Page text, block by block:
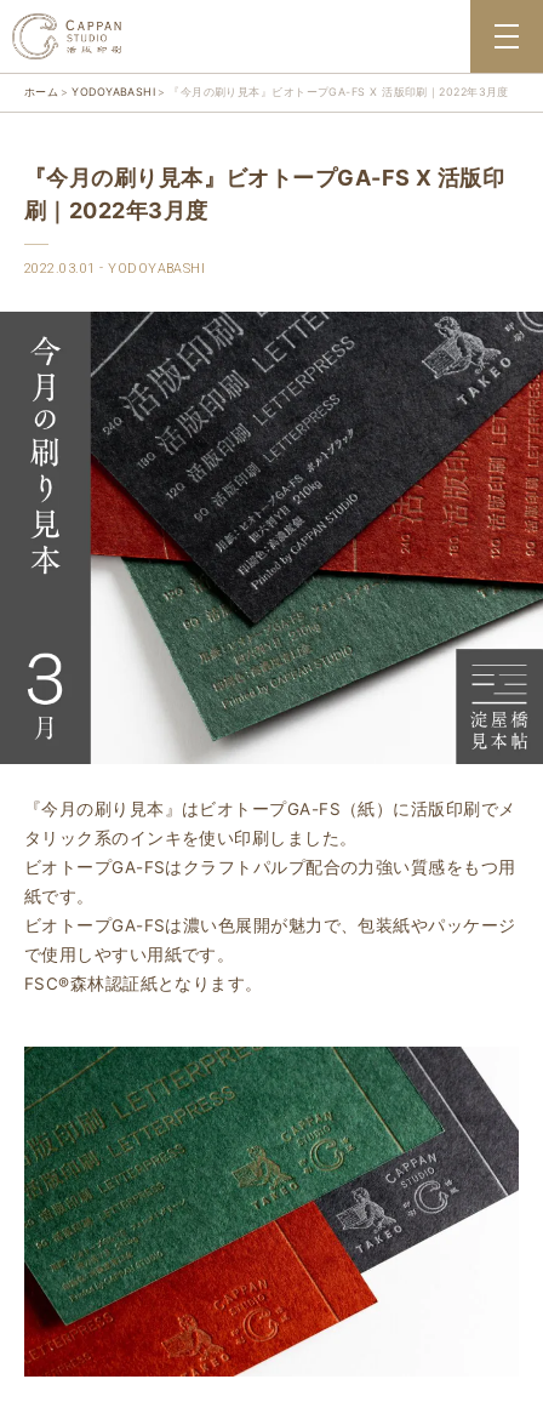
ホーム YODOYABASHI 『今月の刷り見本』ビオトープGA-FS X 活版印刷｜2022年3月度
『今月の刷り見本』ビオトープGA-FS X 活版印
刷｜2022年3月度
2022.03.01 YODOYABASHI
『今月の刷り見本』はビオトープGA-FS（紙）に活版印刷でメ
タリック系のインキを使い印刷しました。
ビオトープGA-FSはクラフトパルプ配合の力強い質感をもつ用
紙です。
ビオトープGA-FSは濃い色展開が魅力で、包装紙やパッケージ
で使用しやすい用紙です。
FSC®森林認証紙となります。